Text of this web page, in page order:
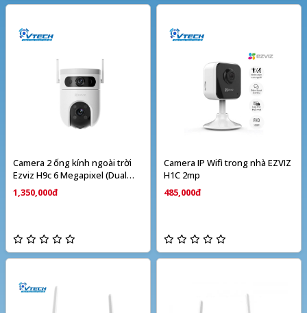
Camera 2 ống kính ngoài trời
Ezviz H9c 6 Megapixel (Dual
camera)
1,350,000đ
Camera IP Wifi trong nhà EZVIZ
H1C 2mp
485,000đ